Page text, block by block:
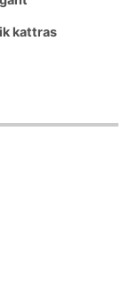
kattras